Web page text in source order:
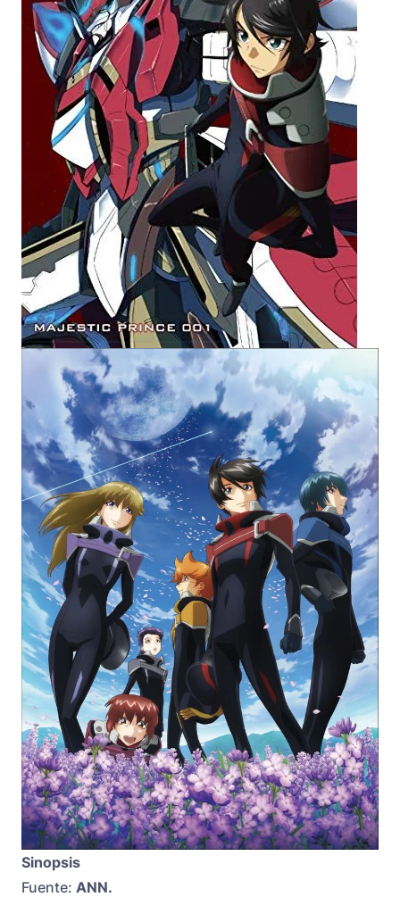
Sinopsis
Fuente: ANN.